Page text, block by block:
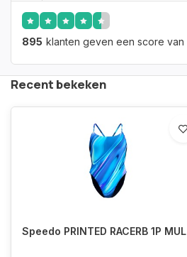
895 klanten geven een score van
Recent bekeken
Speedo PRINTED RACERB 1P MUL